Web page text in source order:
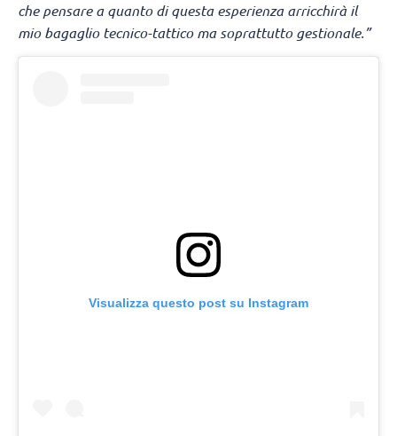
che pensare a quanto di questa esperienza arricchirà il
mio bagaglio tecnico-tattico ma soprattutto gestionale.”
Visualizza questo post su Instagram